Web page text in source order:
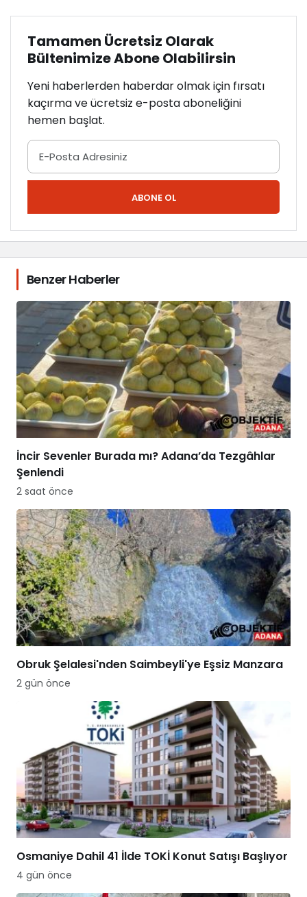
Tamamen Ücretsiz Olarak
Bültenimize Abone Olabilirsin
Yeni haberlerden haberdar olmak için fırsatı
kaçırma ve ücretsiz e-posta aboneliğini
hemen başlat.
ABONE OL
Benzer Haberler
İncir Sevenler Burada mı? Adana’da Tezgâhlar
Şenlendi
2 saat önce
Obruk Şelalesi'nden Saimbeyli'ye Eşsiz Manzara
2 gün önce
Osmaniye Dahil 41 İlde TOKİ Konut Satışı Başlıyor
4 gün önce